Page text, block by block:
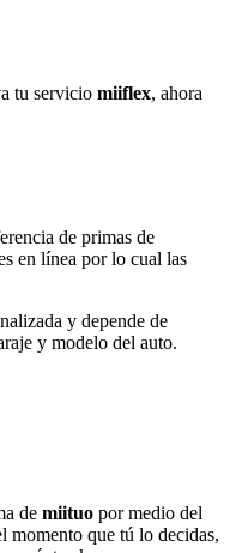
tu servicio miiflex, ahora
de primas de
en línea por lo cual las
y depende de
y modelo del auto.
de miituo por medio del
momento que tú lo decidas,